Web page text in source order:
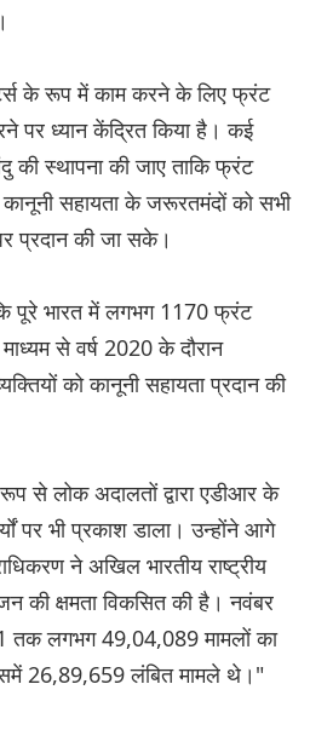
के रूप में काम करने के लिए फ्रंट
ध्यान केंद्रित किया है। कई
स्थापना की जाए ताकि फ्रंट
सहायता के जरूरतमंदों को सभी
प्रदान की जा सके।
पूरे भारत में लगभग 1170 फ्रंट
से वर्ष 2020 के दौरान
को कानूनी सहायता प्रदान की
से लोक अदालतों द्वारा एडीआर के
पर भी प्रकाश डाला। उन्होंने आगे
ने अखिल भारतीय राष्ट्रीय
की क्षमता विकसित की है। नवंबर
तक लगभग 49,04,089 मामलों का
26,89,659 लंबित मामले थे।"